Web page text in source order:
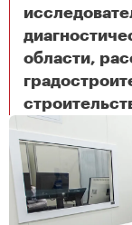
области,